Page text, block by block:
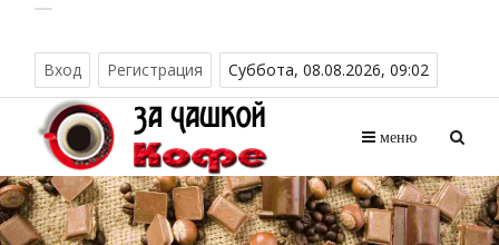
Вход Регистрация Суббота, 08.08.2026, 09:02
меню